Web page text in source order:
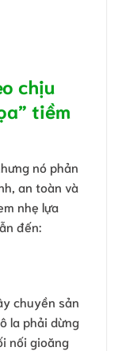
chịu
tiềm
nó phản
an toàn và
nhẹ lựa
đến:
chuyền sản
la phải dừng
nối gioăng